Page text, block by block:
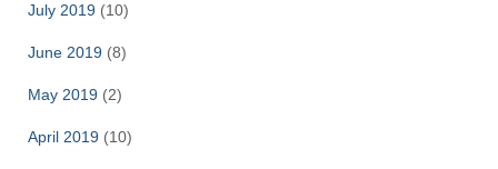
July 2019 (10)
June 2019 (8)
May 2019 (2)
April 2019 (10)